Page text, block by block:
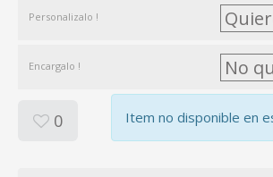
Personalizalo !
Encargalo !
0 Item no disponible en